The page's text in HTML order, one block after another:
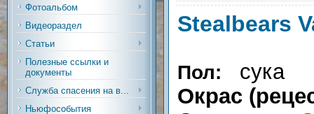
Фотоальбом
Видеораздел
Статьи
Полезные ссылки и
документы
Служба спасения на в...
Ньюфособытия
Stealbears
Пол:
сука
Окрас